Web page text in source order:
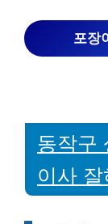
포장
동작구
이사